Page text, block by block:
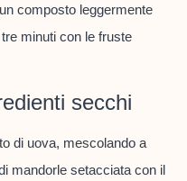
composto leggermente
minuti con le fruste
secchi
di uova, mescolando a
mandorle setacciata con il